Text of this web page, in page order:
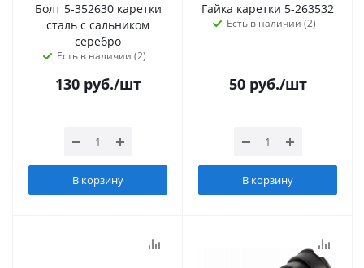
Болт 5-352630 каретки
сталь с сальником
серебро
Есть в наличии (2)
130руб./шт
В корзину
Гайка каретки 5-263532
Есть в наличии (2)
50руб./шт
В корзину